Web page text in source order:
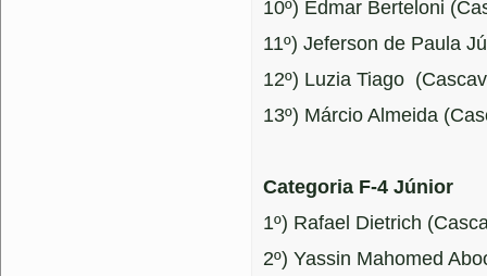
10º) Edmar Berteloni
11º) Jeferson de Paula
12º) Luzia Tiago
13º) Márcio Almeida
Categoria F-4 Júnior
1º) Rafael Dietrich
2º) Yassin Mahomed